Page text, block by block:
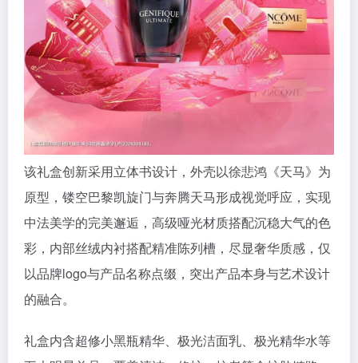
该礼盒创新采用立体书设计，外壳以徐悲鸿《天马》为
原型，镂空巴黎凯旋门与奔腾天马形成视觉呼应，实现
中法美学的完美邂逅，高级哑光材质搭配沉稳大气的色
彩，内部丝绒内衬搭配精准陈列槽，尽显奢华质感，仅
以品牌logo与产品名称点缀，突出产品本身与艺术设计
的融合。
礼盒内含超修小黑瓶精华、极光洁面乳、极光精华水等